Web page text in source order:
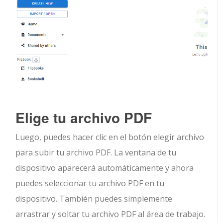
Elige tu archivo PDF
Luego, puedes hacer clic en el botón elegir archivo
para subir tu archivo PDF. La ventana de tu
dispositivo aparecerá automáticamente y ahora
puedes seleccionar tu archivo PDF en tu
dispositivo. También puedes simplemente
arrastrar y soltar tu archivo PDF al área de trabajo.